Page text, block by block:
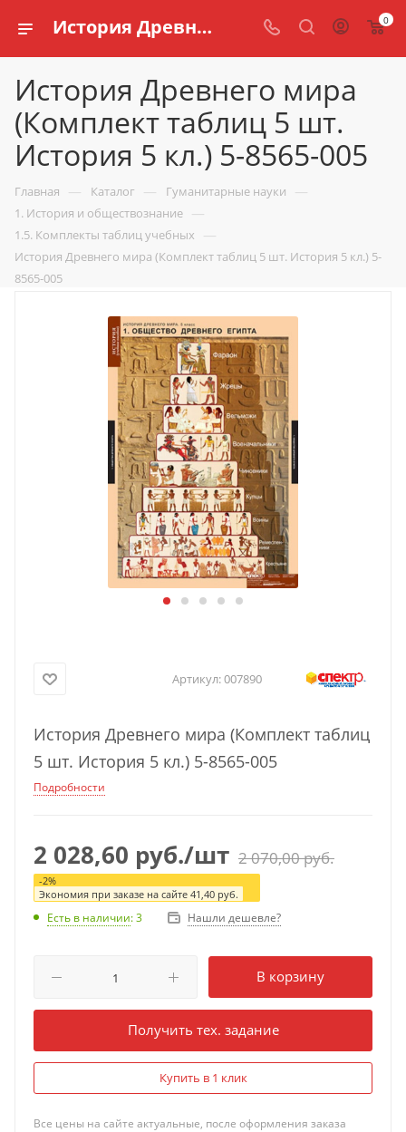
История Древнего мира (Комплект таблиц 5 шт. История 5 кл.) 5-8565-005 купить по доступной цене в интернет магазине schools.ru 0
История Древнего мира
(Комплект таблиц 5 шт.
История 5 кл.) 5-8565-005
Главная — Каталог — Гуманитарные науки —
1. История и обществознание —
1.5. Комплекты таблиц учебных —
История Древнего мира (Комплект таблиц 5 шт. История 5 кл.) 5-
8565-005
Артикул:007890
История Древнего мира (Комплект таблиц
5 шт. История 5 кл.) 5-8565-005
Подробности
2 028,60 руб./шт 2 070,00руб.
-2%
Экономия при заказе на сайте 41,40 руб.
Есть в наличии: 3 Нашли дешевле?
В корзину
Получить тех. задание
Купить в 1 клик
Все цены на сайте актуальные, после оформления заказа